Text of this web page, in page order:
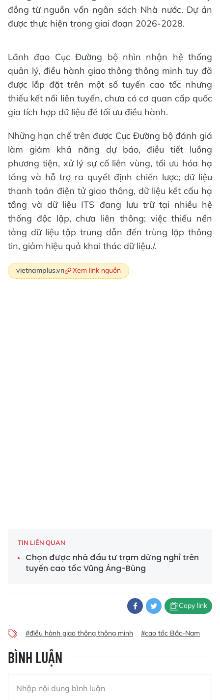
đồng từ nguồn vốn ngân sách Nhà nước. Dự án
được thực hiện trong giai đoạn 2026-2028.
Lãnh đạo Cục Đường bộ nhìn nhận hệ thống
quản lý, điều hành giao thông thông minh tuy đã
được lắp đặt trên một số tuyến cao tốc nhưng
thiếu kết nối liên tuyến, chưa có cơ quan cấp quốc
gia tích hợp dữ liệu để tối ưu điều hành.
Những hạn chế trên được Cục Đường bộ đánh giá
làm giảm khả năng dự báo, điều tiết luồng
phương tiện, xử lý sự cố liên vùng, tối ưu hóa hạ
tầng và hỗ trợ ra quyết định chiến lược; dữ liệu
thanh toán điện tử giao thông, dữ liệu kết cấu hạ
tầng và dữ liệu ITS đang lưu trữ tại nhiều hệ
thống độc lập, chưa liên thông; việc thiếu nền
tảng dữ liệu tập trung dẫn đến trùng lặp thông
tin, giảm hiệu quả khai thác dữ liệu./.
vietnamplus.vn Xem link nguồn
TIN LIÊN QUAN
Chọn được nhà đầu tư trạm dừng nghỉ trên
tuyến cao tốc Vũng Áng-Bùng
Copy link
#điều hành giao thông thông minh #cao tốc Bắc-Nam
BÌNH LUẬN